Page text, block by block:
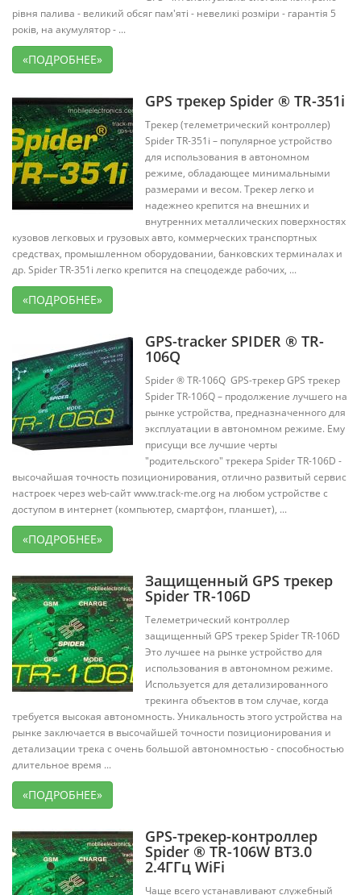
рівня палива - великий обсяг пам'яті - невеликі розміри - гарантія 5
років, на акумулятор - ...
«ПОДРОБНЕЕ»
GPS трекер Spider ® TR-351i
Трекер (телеметрический контроллер)
Spider TR-351i – популярное устройство
для использования в автономном
режиме, обладающее минимальными
размерами и весом. Трекер легко и
надежнео крепится на внешних и
внутренних металлических поверхностях
кузовов легковых и грузовых авто, коммерческих транспортных
средствах, промышленном оборудовании, банковских терминалах и
др. Spider TR-351i легко крепится на спецодежде рабочих, ...
«ПОДРОБНЕЕ»
GPS-tracker SPIDER ® TR-
106Q
Spider ® TR-106Q GPS-трекер GPS трекер
Spider TR-106Q – продолжение лучшего на
рынке устройства, предназначенного для
эксплуатации в автономном режиме. Ему
присущи все лучшие черты
"родительского" трекера Spider TR-106D -
высочайшая точность позиционирования, отлично развитый сервис
настроек через web-сайт www.track-me.org на любом устройстве с
доступом в интернет (компьютер, смартфон, планшет), ...
«ПОДРОБНЕЕ»
Защищенный GPS трекер
Spider TR-106D
Телеметрический контроллер
защищенный GPS трекер Spider TR-106D
Это лучшее на рынке устройство для
использования в автономном режиме.
Используется для детализированного
трекинга объектов в том случае, когда
требуется высокая автономность. Уникальность этого устройства на
рынке заключается в высочайшей точности позиционирования и
детализации трека с очень большой автономностью - способностью
длительное время ...
«ПОДРОБНЕЕ»
GPS-трекер-контроллер
Spider ® TR-106W BT3.0
2.4ГГц WiFi
Чаще всего устанавливают служебный